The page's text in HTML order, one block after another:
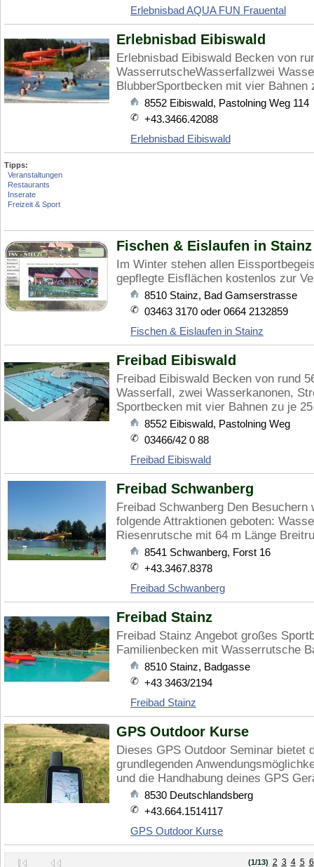
Erlebnisbad AQUA FUN Frauental
Erlebnisbad Eibiswald
Erlebnisbad Eibiswald Becken von
WasserrutscheWasserfallzwei
BlubberSportbecken mit vier
8552 Eibiswald, Pastolning Weg 114
+43.3466.42088
Erlebnisbad Eibiswald
Tipps:
Veranstaltungen
Restaurants
Inserate
Freizeit & Sport
Fischen & Eislaufen in Stainz
Im Winter stehen allen
gepflegte Eisflächen kostenlos zur
8510 Stainz, Bad Gamserstrasse
03463 3170 oder 0664 2132859
Fischen & Eislaufen in Stainz
Freibad Eibiswald
Freibad Eibiswald Becken von rund
Wasserfall, zwei Wasserkanonen,
Sportbecken mit vier Bahnen zu je
8552 Eibiswald, Pastolning Weg
03466/42 0 88
Freibad Eibiswald
Freibad Schwanberg
Freibad Schwanberg Den
folgende Attraktionen geboten:
Riesenrutsche mit 64 m Länge
8541 Schwanberg, Forst 16
+43.3467.8378
Freibad Schwanberg
Freibad Stainz
Freibad Stainz Angebot großes
Familienbecken mit Wasserrutsche
8510 Stainz, Badgasse
+43 3463/2194
Freibad Stainz
GPS Outdoor Kurse
Dieses GPS Outdoor Seminar bietet
grundlegenden
und die Handhabung deines GPS
8530 Deutschlandsberg
+43.664.1514117
GPS Outdoor Kurse
(1/13) 2 3 4 5 6